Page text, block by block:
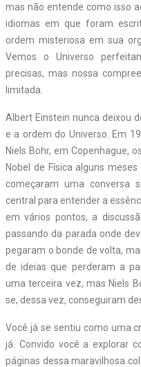
mas não entende como isso
idiomas em que foram
ordem misteriosa em sua
Vemos o Universo
precisas, mas nossa
limitada.
Albert Einstein nunca deixou
e a ordem do Universo. Em
Niels Bohr, em Copenhague,
Nobel de Física alguns
começaram uma conversa
central para entender a
em vários pontos, a
passando da parada onde
pegaram o bonde de volta,
de ideias que perderam a
uma terceira vez, mas Niels
se, dessa vez, conseguiram
Você já se sentiu como uma
já. Convido você a explorar
páginas dessa maravilhosa